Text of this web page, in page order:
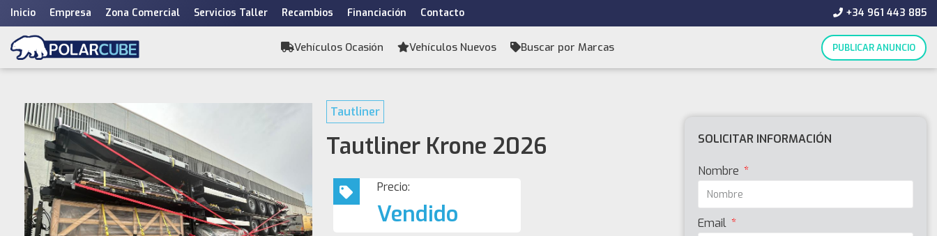
Saltar
al
contenido
Inicio Empresa Zona Comercial Servicios Taller Recambios Financiación Contacto +34 961 443 885
Vehículos Ocasión Vehículos Nuevos Buscar por Marcas PUBLICAR ANUNCIO
Tautliner
Tautliner Krone 2026
Precio:
Vendido
SOLICITAR INFORMACIÓN
Nombre
Email